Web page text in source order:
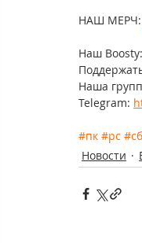
НАШ МЕРЧ:
Наш Boosty:
Наша
Telegram:
#пк #pc
Новости